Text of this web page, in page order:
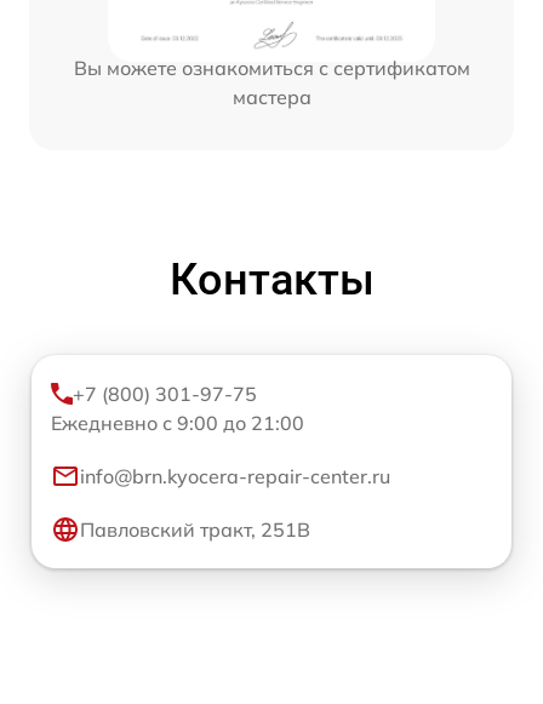
Вы можете ознакомиться с сертификатом
мастера
Контакты
+7 (800) 301-97-75
Ежедневно с 9:00 до 21:00
info@brn.kyocera-repair-center.ru
Павловский тракт, 251В